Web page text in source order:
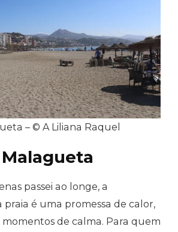
– © A Liliana Raquel
passei ao longe, a
praia é uma promessa de calor,
momentos de calma. Para quem